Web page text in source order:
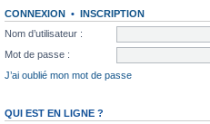
CONNEXION • INSCRIPTION
Nom d’utilisateur :
Mot de passe :
J’ai oublié mon mot de passe
QUI EST EN LIGNE ?